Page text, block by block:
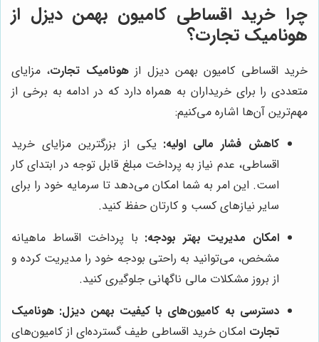
چرا خرید اقساطی کامیون بهمن دیزل از
هونامیک تجارت؟
خرید اقساطی کامیون بهمن دیزل ازهونامیک تجارت، مزایای
متعددی را برای خریداران به همراه دارد که در ادامه به برخی از
مهم‌ترین آن‌ها اشاره می‌کنیم:
کاهش فشار مالی اولیه: یکی از بزرگترین مزایای خرید
اقساطی، عدم نیاز به پرداخت مبلغ قابل توجه در ابتدای کار
است. این امر به شما امکان می‌دهد تا سرمایه خود را برای
سایر نیازهای کسب و کارتان حفظ کنید.
امکان مدیریت بهتر بودجه: با پرداخت اقساط ماهیانه
مشخص، می‌توانید به راحتی بودجه خود را مدیریت کرده و
از بروز مشکلات مالی ناگهانی جلوگیری کنید.
دسترسی به کامیون‌های با کیفیت بهمن دیزل: هونامیک
تجارت امکان خرید اقساطی طیف گسترده‌ای از کامیون‌های